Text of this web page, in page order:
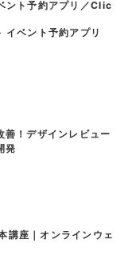
ント予約アプリ／Clic
ベント予約アプリ
善！デザインレビュー
発
講座｜オンラインウェ